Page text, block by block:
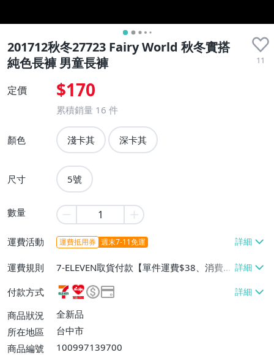
201712秋冬27723 Fairy World 秋冬實搭
純色長褲 男童長褲
11
定價 $170
累積銷量 16 件
顏色 淺卡其 深卡其
尺寸 5號
數量
運費活動 運費抵用券 週末7-11免運
運費規則
7-ELEVEN取貨付款【單件運費$38、消費滿
$1500免運費】、萊爾富取貨付款【單件運
費$60、消費滿$1500免運費】、郵局掛號
【單件運費$60、消費滿$2000免運費】、
離島配送【單件運費$60、消費滿$1500免
付款方式
商品狀況
全新品
所在地區
台中市
商品編號
100997139700